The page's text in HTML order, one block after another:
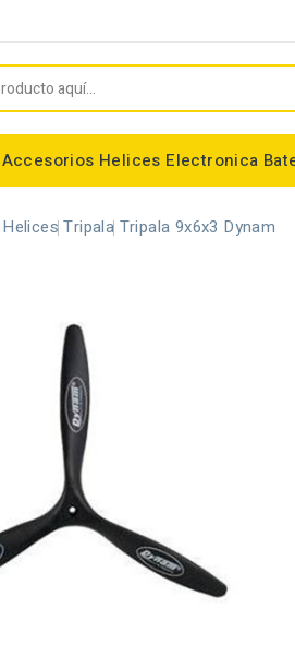
Accesorios Helices Electronica
Helices Tripala Tripala 9x6x3 Dynam